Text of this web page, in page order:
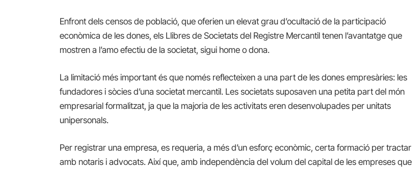
Enfront dels censos de població, que oferien un elevat grau d’ocultació de la participació
econòmica de les dones, els Llibres de Societats del Registre Mercantil tenen l’avantatge que
mostren a l’amo efectiu de la societat, sigui home o dona.
La limitació més important és que només reflecteixen a una part de les dones empresàries: les
fundadores i sòcies d’una societat mercantil. Les societats suposaven una petita part del món
empresarial formalitzat, ja que la majoria de les activitats eren desenvolupades per unitats
unipersonals.
Per registrar una empresa, es requeria, a més d’un esforç econòmic, certa formació per tractar
amb notaris i advocats. Així que, amb independència del volum del capital de les empreses que